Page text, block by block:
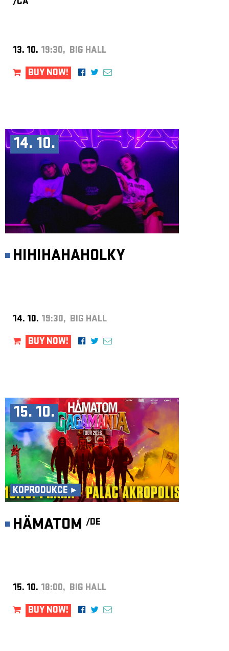
13. 10. 19:30, BIG HALL
BUY NOW!
14. 10.
HIHIHAHAHOLKY
14. 10. 19:30, BIG HALL
BUY NOW!
15. 10.
KOPRODUKCE ►
HÄMATOM /DE
15. 10. 18:00, BIG HALL
BUY NOW!